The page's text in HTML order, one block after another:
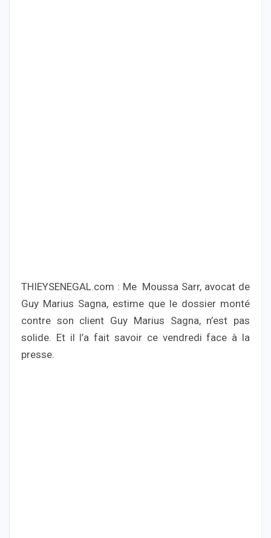
THIEYSENEGAL.com : Me Moussa Sarr, avocat de
Guy Marius Sagna, estime que le dossier monté
contre son client Guy Marius Sagna, n’est pas
solide. Et il l’a fait savoir ce vendredi face à la
presse.